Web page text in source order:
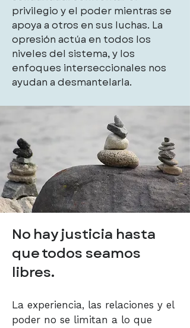
privilegio y el poder mientras se
apoya a otros en sus luchas. La
opresión actúa en todos los
niveles del sistema, y los
enfoques interseccionales nos
ayudan a desmantelarla.
​No hay justicia hasta
que todos seamos
libres.
La experiencia, las relaciones y el
poder no se limitan a lo que